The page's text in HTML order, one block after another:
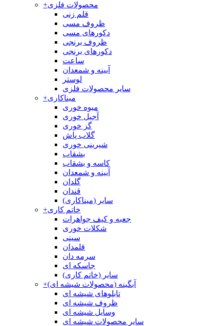
+محصولات فلزی
قلم زنی
ظروف مسی
دکورهای مسی
ظروف برنجی
دکورهای برنجی
ساعت
آیینه و شمعدان
لوستر
سایر محصولات فلزی
+میناکاری
میوه خوری
آجیل خوری
گز خوری
گلاب پاش
شیرینی خوری
بشقاب
کاسه و بشقاب
آیینه و شمعدان
گلدان
قندان
سایر (میناکاری)
+خاتم کاری
جعبه و کیف جواهرات
شکلات خوری
سینی
قلمدان
سرمه دان
جاسکه ای
سایر (خاتم کاری)
+آبگینه (محصولات شیشه ای)
تابلوهای شیشه ای
ظروف شیشه ای
وسایل شیشه ای
سایر محصولات شیشه ای